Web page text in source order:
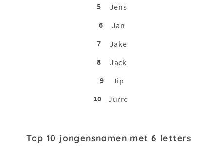
5
Jens
6
Jan
7
Jake
8
Jack
9
Jip
10
Jurre
Top 10 jongensnamen met 6 letters